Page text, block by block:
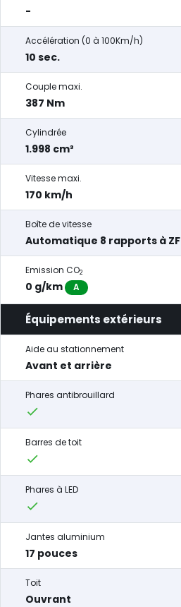
-
Accélération (0 à 100Km/h)
10 sec.
Couple maxi.
387 Nm
Cylindrée
1.998 cm³
Vitesse maxi.
170 km/h
Boîte de vitesse
Automatique 8 rapports à ZF
Emission CO2
0 g/km A
Équipements extérieurs
Aide au stationnement
Avant et arrière
Phares antibrouillard
Barres de toit
Phares à LED
Jantes aluminium
17 pouces
Toit
Ouvrant